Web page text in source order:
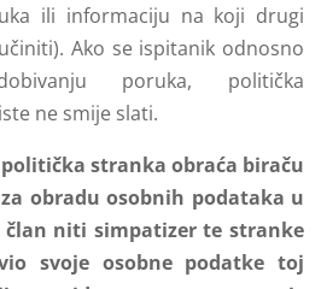
ili informaciju na koji drugi
Ako se ispitanik odnosno
poruka, politička
ne smije slati.
stranka obraća biraču
obradu osobnih podataka u
niti simpatizer te stranke
svoje osobne podatke toj